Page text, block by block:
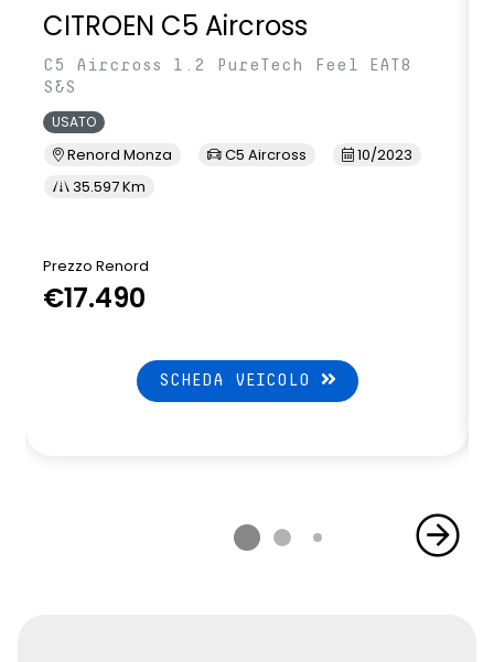
CITROEN C5 Aircross
C5 Aircross 1.2 PureTech Feel EAT8
S&S
USATO
Renord Monza C5 Aircross
10/2023
35.597 Km
Prezzo Renord
€17.490
SCHEDA VEICOLO